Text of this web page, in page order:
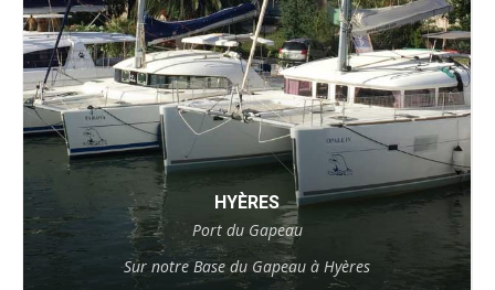
HYÈRES
Port du Gapeau
Sur notre Base du Gapeau à Hyères